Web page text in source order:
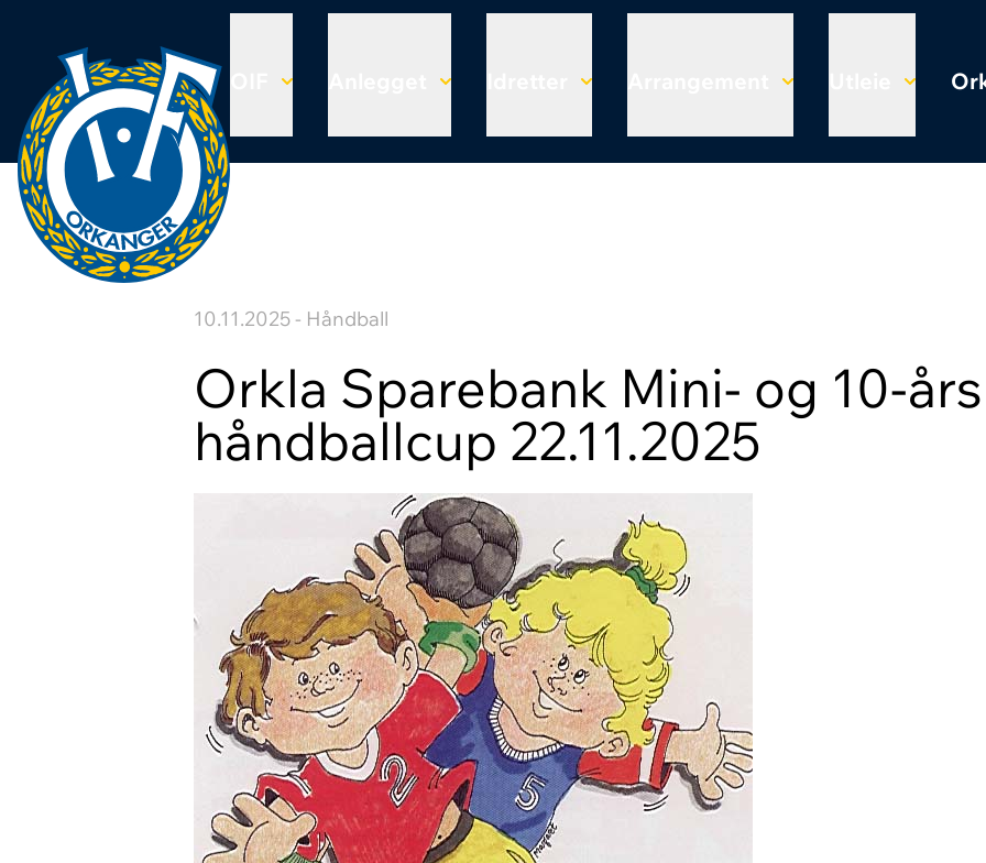
10.11.2025 - Håndball
Orkla Sparebank Mini- og 10-års
håndballcup 22.11.2025